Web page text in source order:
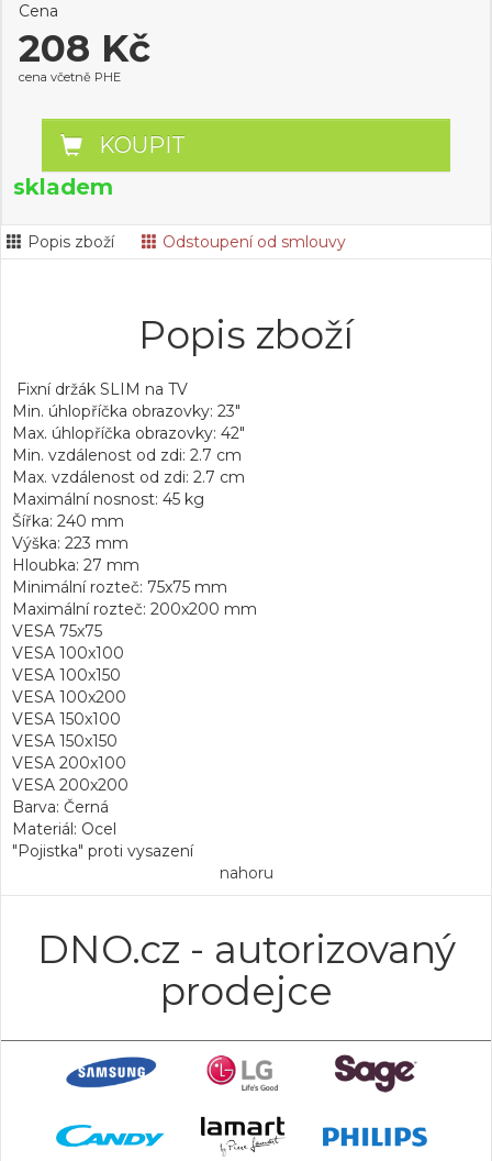
Cena
208 Kč
cena včetně PHE
KOUPIT
skladem
Popis zboží Odstoupení od smlouvy
Popis zboží
Fixní držák SLIM na TV
Min. úhlopříčka obrazovky: 23"
Max. úhlopříčka obrazovky: 42"
Min. vzdálenost od zdi: 2.7 cm
Max. vzdálenost od zdi: 2.7 cm
Maximální nosnost: 45 kg
Šířka: 240 mm
Výška: 223 mm
Hloubka: 27 mm
Minimální rozteč: 75x75 mm
Maximální rozteč: 200x200 mm
VESA 75x75
VESA 100x100
VESA 100x150
VESA 100x200
VESA 150x100
VESA 150x150
VESA 200x100
VESA 200x200
Barva: Černá
Materiál: Ocel
"Pojistka" proti vysazení
nahoru
DNO.cz - autorizovaný
prodejce